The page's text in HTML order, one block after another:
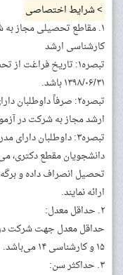
> شرایط اختصاصی
۱. مقاطع تحصیلی مجاز
کارشناسی ارشد
تبصره۱: تاریخ فراغت
۱۳۹۸/۰۶/۳۱ باشد.
تبصره۲: صرفاً
ارشد مجاز به شرکت در
تبصره۳: داوطلبان
دانشجویان مقطع دکتری،
تحصیل انصراف داده و برگه
ارائه نمایند.
۲. حداقل معدل:
حداقل معدل جهت شرکت
۱۵ و کارشناسی ۱۴ می‌باشد.
۳. حداکثر سن: